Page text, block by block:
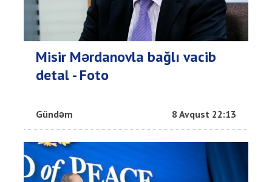
Misir Mərdanovla bağlı vacib
detal - Foto
Gündəm 8 Avqust 22:13